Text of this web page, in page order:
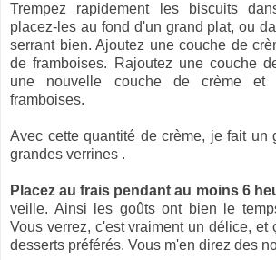
Trempez rapidement les biscuits
placez-les au fond d'un grand plat, ou
serrant bien. Ajoutez une couche de
de framboises. Rajoutez une couche
une nouvelle couche de crème et
framboises.
Avec cette quantité de crème, je fait un
grandes verrines .
Placez au frais pendant au moins 6
veille. Ainsi les goûts ont bien le
Vous verrez, c'est vraiment un délice, et
desserts préférés. Vous m'en direz des